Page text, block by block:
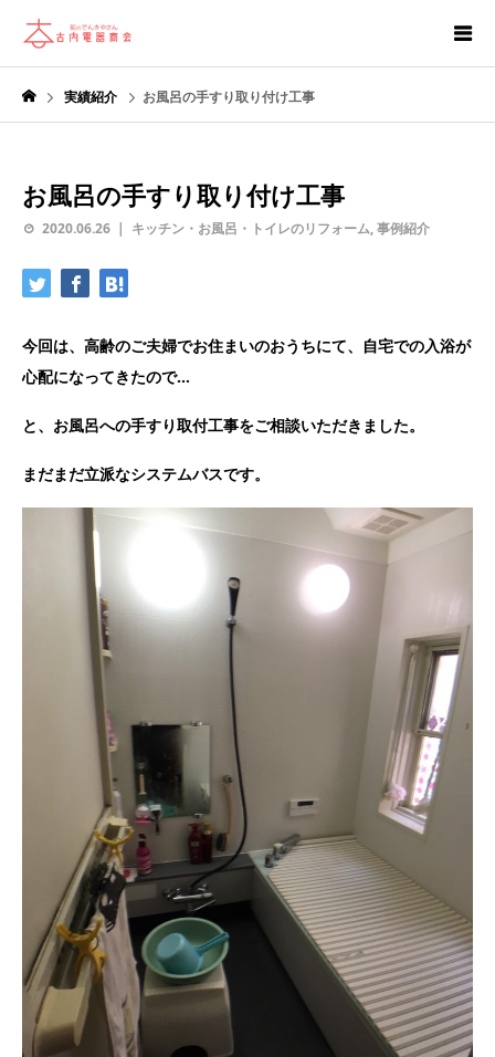
実績紹介 お風呂の手すり取り付け工事
お風呂の手すり取り付け工事
2020.06.26 キッチン・お風呂・トイレのリフォーム,事例紹介
今回は、高齢のご夫婦でお住まいのおうちにて、自宅での入浴が
心配になってきたので…
と、お風呂への手すり取付工事をご相談いただきました。
まだまだ立派なシステムバスです。